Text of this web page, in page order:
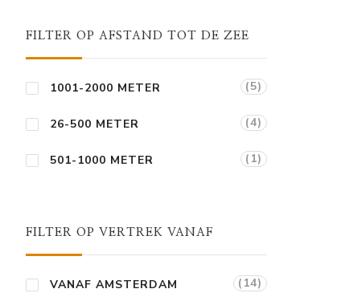
FILTER OP AFSTAND TOT DE ZEE
1001-2000 METER (5)
26-500 METER (4)
501-1000 METER (1)
FILTER OP VERTREK VANAF
VANAF AMSTERDAM (14)